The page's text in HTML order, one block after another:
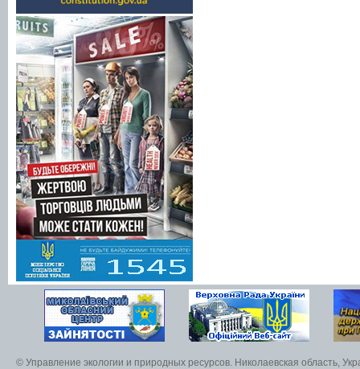
© Управление экологии и природных ресурсов. Николаевская область,